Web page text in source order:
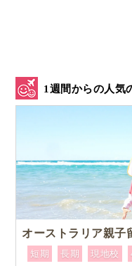
1週間からの人気
オーストラリア親子
短期 長期 現地校